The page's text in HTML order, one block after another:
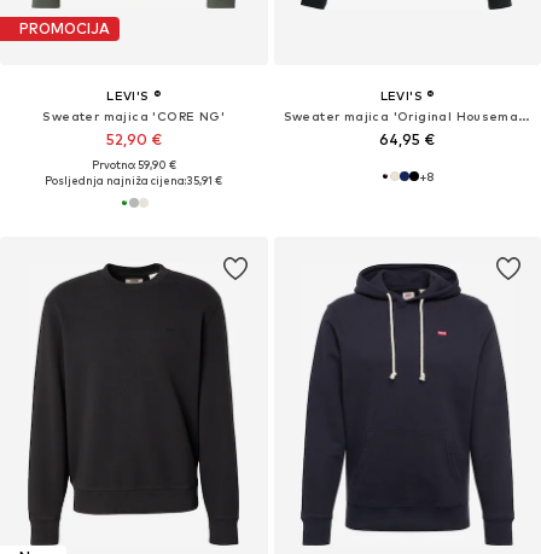
PROMOCIJA
LEVI'S ®
Sweater majica 'CORE NG'
52,90 €
Prvotno: 59,90 €
Posljednja najniža cijena:35,91 €
LEVI'S ®
Sweater majica 'Original Housemark Quarter-Zip Pullover'
64,95 €
+8